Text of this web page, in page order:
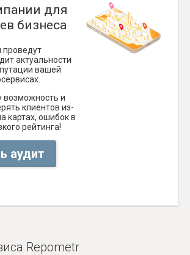
для
бизнеса
проведут
актуальности
вашей
возможность и
клиентов из-
картах, ошибок в
рейтинга!
аудит
Repometr